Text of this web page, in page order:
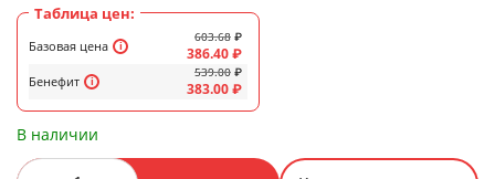
Таблица цен:
Базовая цена
Бенефит
603.68 ₽
386.40₽
539.00 ₽
383.00₽
В наличии